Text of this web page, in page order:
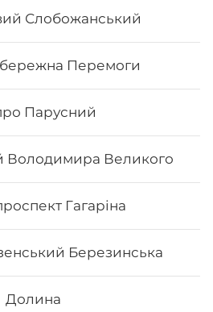
Слобожанський
Перемоги
Парусний
Володимира Великого
Гагаріна
Березинська
Долина
гриль голд, авокадо рол з